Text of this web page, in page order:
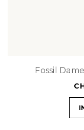
Fossil